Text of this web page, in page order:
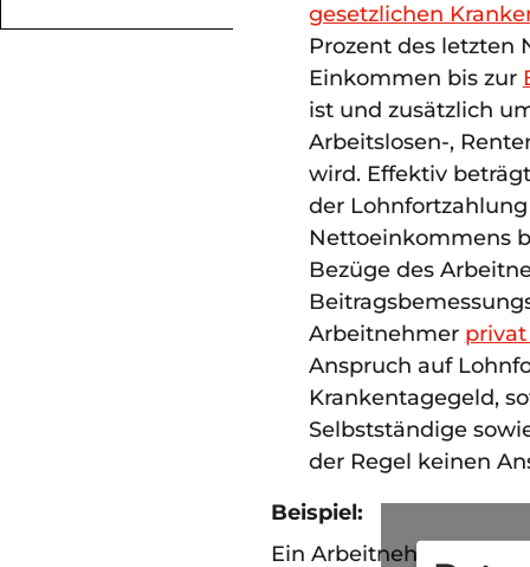
gesetzlichen
Prozent des letzten
Einkommen bis zur
ist und zusätzlich
Arbeitslosen-,
wird. Effektiv
der
Nettoeinkommens
Bezüge des
Arbeitnehmer
Anspruch auf
Krankentagegeld,
Selbstständige
der Regel keinen
Beispiel:
Ein Arbeitnehmer